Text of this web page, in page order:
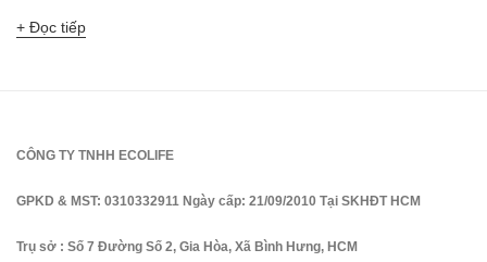
Đọc tiếp
CÔNG TY TNHH ECOLIFE
GPKD & MST: 0310332911 Ngày cấp: 21/09/2010 Tại SKHĐT HCM
Trụ sở : Số 7 Đường Số 2, Gia Hòa, Xã Bình Hưng, HCM